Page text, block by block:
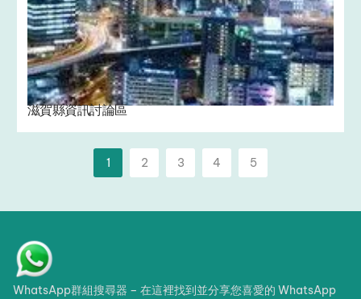
滋賀縣資訊討論區
1 2 3 4 5
WhatsApp群組搜尋器 – 在這裡找到並分享您喜愛的 WhatsApp